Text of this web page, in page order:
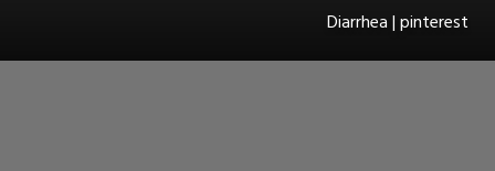
Diarrhea | pinterest